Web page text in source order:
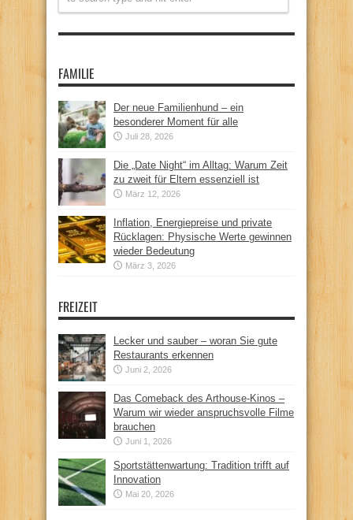
FAMILIE
Der neue Familienhund – ein
besonderer Moment für alle
Juli 28, 2026
Die „Date Night“ im Alltag: Warum Zeit
zu zweit für Eltern essenziell ist
März 12, 2026
Inflation, Energiepreise und private
Rücklagen: Physische Werte gewinnen
wieder Bedeutung
März 3, 2026
FREIZEIT
Lecker und sauber – woran Sie gute
Restaurants erkennen
Juni 2, 2026
Das Comeback des Arthouse-Kinos –
Warum wir wieder anspruchsvolle Filme
brauchen
Juni 1, 2026
Sportstättenwartung: Tradition trifft auf
Innovation
Mai 20, 2026